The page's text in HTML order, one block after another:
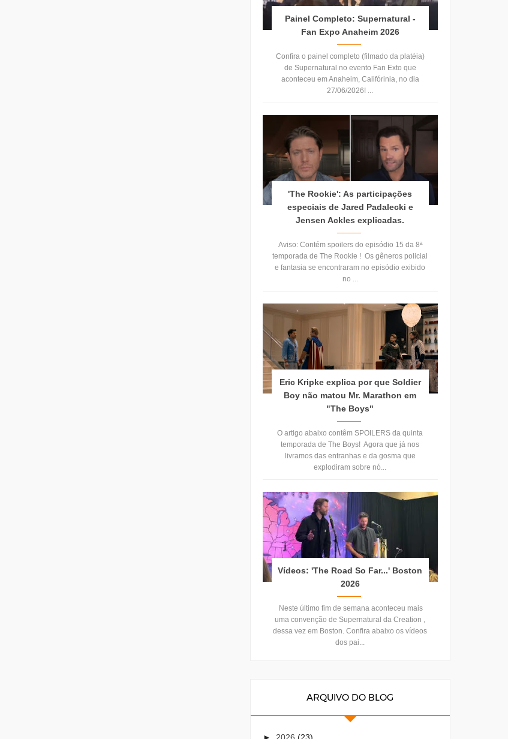
Painel Completo: Supernatural -
Fan Expo Anaheim 2026
Confira o painel completo (filmado da platéia)
de Supernatural no evento Fan Exto que
aconteceu em Anaheim, Califórinia, no dia
27/06/2026! ...
'The Rookie': As participações
especiais de Jared Padalecki e
Jensen Ackles explicadas.
Aviso: Contém spoilers do episódio 15 da 8ª
temporada de The Rookie ! Os gêneros policial
e fantasia se encontraram no episódio exibido
no ...
Eric Kripke explica por que Soldier
Boy não matou Mr. Marathon em
"The Boys"
O artigo abaixo contêm SPOILERS da quinta
temporada de The Boys! Agora que já nos
livramos das entranhas e da gosma que
explodiram sobre nó...
Vídeos: 'The Road So Far...' Boston
2026
Neste último fim de semana aconteceu mais
uma convenção de Supernatural da Creation ,
dessa vez em Boston. Confira abaixo os vídeos
dos pai...
ARQUIVO DO BLOG
► 2026 (23)